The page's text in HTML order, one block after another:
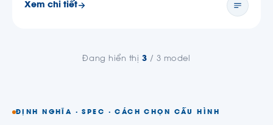
Xem chi tiết
Đang hiển thị 3 / 3 model
ĐỊNH NGHĨA · SPEC · CÁCH CHỌN CẤU HÌNH